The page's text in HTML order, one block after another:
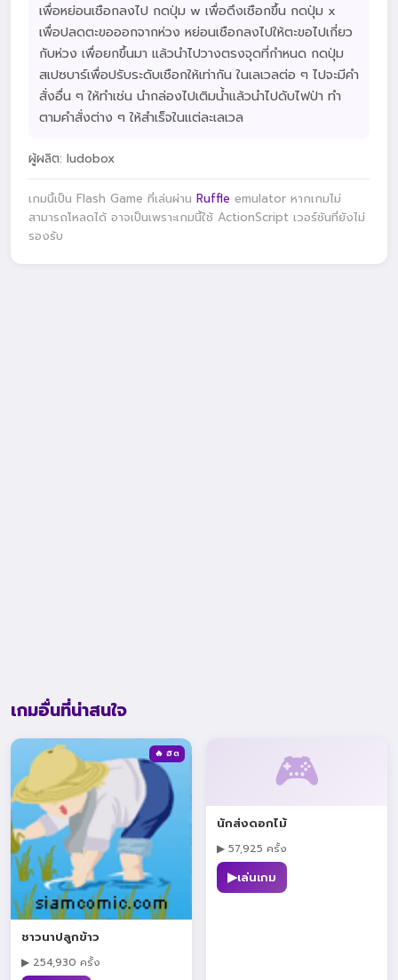
เพื่อหย่อนเชือกลงไป กดปุ่ม w เพื่อดึงเชือกขึ้น กดปุ่ม x
เพื่อปลดตะขอออกจากห่วง หย่อนเชือกลงไปให้ตะขอไปเกี่ยว
กับห่วง เพื่อยกขึ้นมา แล้วนำไปวางตรงจุดที่กำหนด กดปุ่ม
สเปซบาร์เพื่อปรับระดับเชือกให้เท่ากัน ในเลเวลต่อ ๆ ไปจะมีคำ
สั่งอื่น ๆ ให้ทำเช่น นำกล่องไปเติมน้ำแล้วนำไปดับไฟป่า ทำ
ตามคำสั่งต่าง ๆ ให้สำเร็จในแต่ละเลเวล
ผู้ผลิต: ludobox
เกมนี้เป็น Flash Game ที่เล่นผ่าน Ruffle emulator หากเกมไม่
สามารถโหลดได้ อาจเป็นเพราะเกมนี้ใช้ ActionScript เวอร์ชันที่ยังไม่
รองรับ
เกมอื่นที่น่าสนใจ
🔥 ฮิต
ชาวนาปลูกข้าว
▶ 254,930 ครั้ง
🎮
นักส่งดอกไม้
▶ 57,925 ครั้ง
▶เล่นเกม